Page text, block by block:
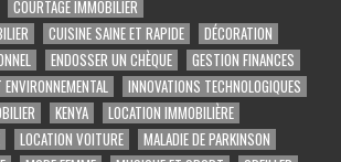
COURTAGE IMMOBILIER
CUISINE SAINE ET RAPIDE
DÉCORATION
ENDOSSER UN CHÈQUE
GESTION FINANCES
INNOVATIONS TECHNOLOGIQUES
KENYA
LOCATION IMMOBILIÈRE
LOCATION VOITURE
MALADIE DE PARKINSON